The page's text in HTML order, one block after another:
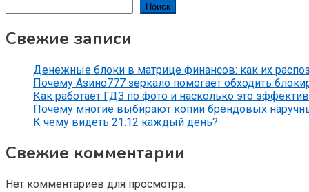
Поиск
Свежие записи
Денежные блоки в матрице финансов: как их
Почему Азино777 зеркало помогает обходить
Как работает ГДЗ по фото и насколько это
Почему многие выбирают копии брендовых
К чему видеть 21:12 каждый день?
Свежие комментарии
Нет комментариев для просмотра.